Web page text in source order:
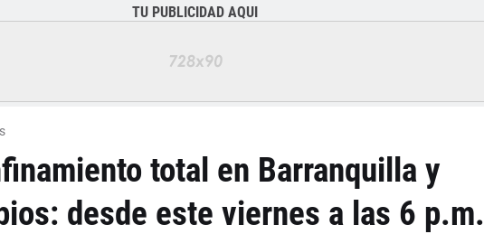
TU PUBLICIDAD AQUI
total en Barranquilla y
desde este viernes a las 6 p.m.